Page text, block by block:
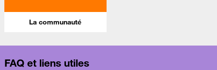
La communauté
FAQ et liens utiles